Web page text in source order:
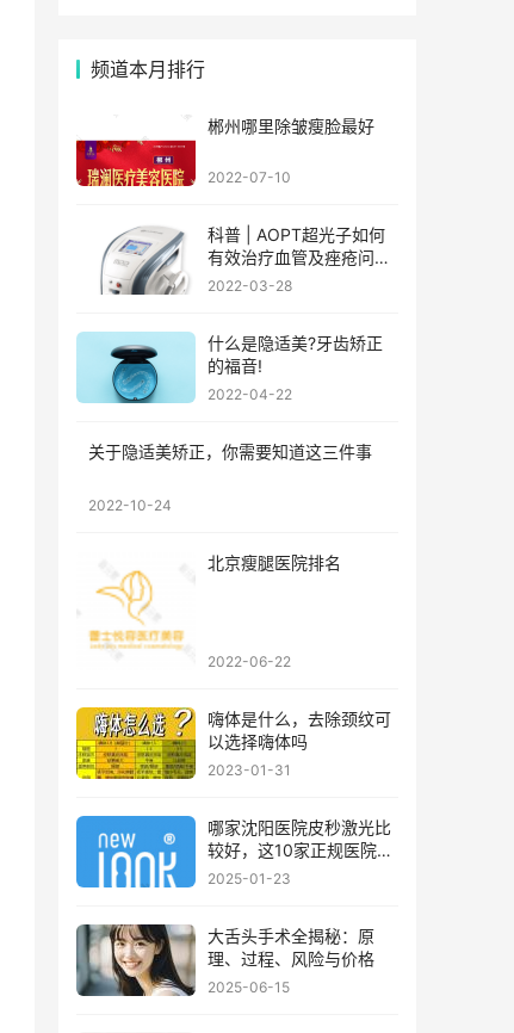
频道本月排行
郴州哪里除皱瘦脸最好
2022-07-10
科普 | AOPT超光子如何
有效治疗血管及痤疮问
题?
2022-03-28
什么是隐适美?牙齿矫正
的福音!
2022-04-22
关于隐适美矫正，你需要知道这三件事
2022-10-24
北京瘦腿医院排名
2022-06-22
嗨体是什么，去除颈纹可
以选择嗨体吗
2023-01-31
哪家沈阳医院皮秒激光比
较好，这10家正规医院值
得你看看
2025-01-23
大舌头手术全揭秘：原
理、过程、风险与价格
2025-06-15